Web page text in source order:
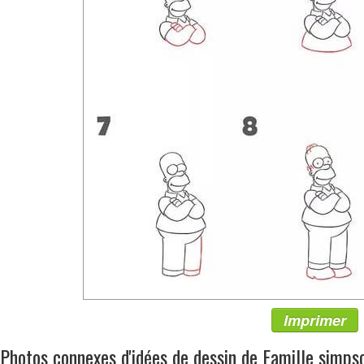
Imprimer
Photos connexes d'idées de dessin de Famille